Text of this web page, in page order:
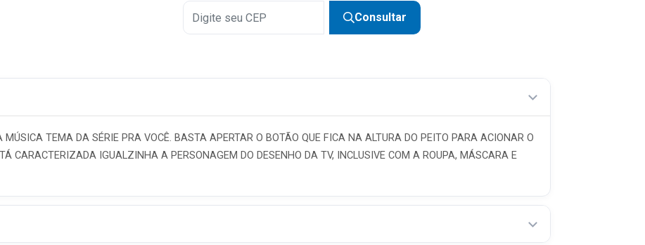
5x
10x R$ 17,59 sem juros
Consultar
TEMA DA SÉRIE PRA VOCÊ. BASTA APERTAR O BOTÃO QUE FICA NA ALTURA DO PEITO PARA ACIONAR O
CARACTERIZADA IGUALZINHA A PERSONAGEM DO DESENHO DA TV, INCLUSIVE COM A ROUPA, MÁSCARA E